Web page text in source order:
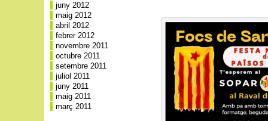
juny 2012
maig 2012
abril 2012
febrer 2012
novembre 2011
octubre 2011
setembre 2011
juliol 2011
juny 2011
maig 2011
març 2011